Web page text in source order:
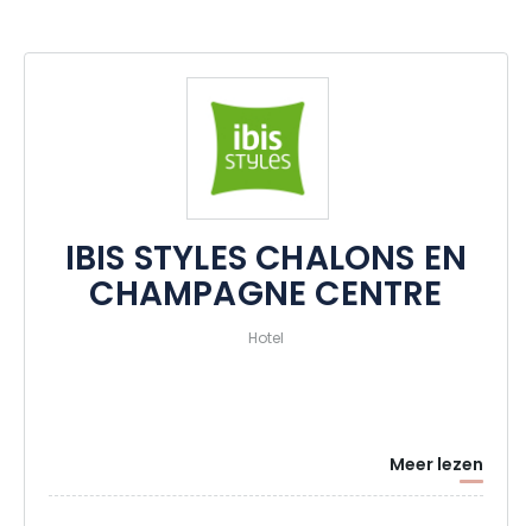
Charme, comfort en ontdekking worden aangeboden om je
zintuigen te prikkelen en je mee te voeren in de unieke sfeer
van de Champagnestreek.
IBIS STYLES CHALONS EN
CHAMPAGNE CENTRE
Hotel
Meer lezen